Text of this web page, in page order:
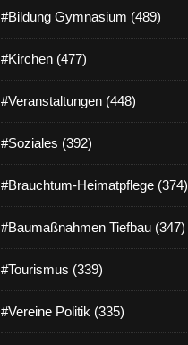
#Bildung Gymnasium (489)
#Kirchen (477)
#Veranstaltungen (448)
#Soziales (392)
#Brauchtum-Heimatpflege (374)
#Baumaßnahmen Tiefbau (347)
#Tourismus (339)
#Vereine Politik (335)